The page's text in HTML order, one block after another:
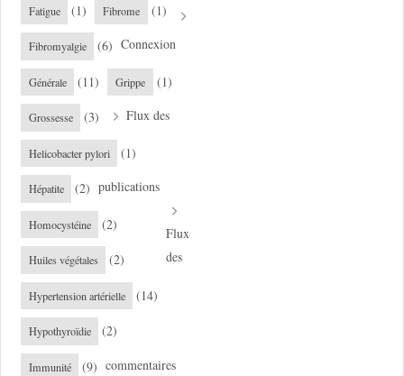
Fatigue (1) Fibrome (1)
Fibromyalgie (6)
Générale (11) Grippe (1)
Grossesse (3)
Helicobacter pylori (1)
Hépatite (2)
Homocystéine (2)
Huiles végétales (2)
Hypertension artérielle (14)
Hypothyroïdie (2)
Immunité (9)
Connexion
Flux des
publications
Flux
des
commentaires